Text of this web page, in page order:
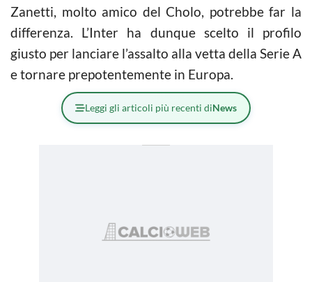
Zanetti, molto amico del Cholo, potrebbe far la
differenza. L’Inter ha dunque scelto il profilo
giusto per lanciare l’assalto alla vetta della Serie A
e tornare prepotentemente in Europa.
Leggi gli articoli più recenti diNews